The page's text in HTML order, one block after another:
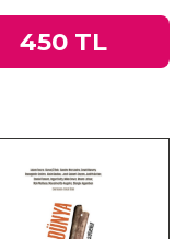
450 TL